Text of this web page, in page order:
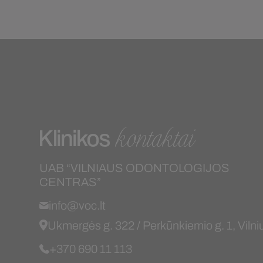
Klinikoskontaktai
UAB “VILNIAUS ODONTOLOGIJOS
CENTRAS”
info@voc.lt
Ukmergės g. 322 / Perkūnkiemio g. 1,
+370 690 11 113